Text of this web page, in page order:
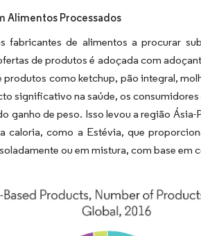
Alimentos Processados
fabricantes de alimentos a procurar
de produtos é adoçada com
como ketchup, pão integral,
significativo na saúde, os
ganho de peso. Isso levou a região
caloria, como a Estévia, que
ou em mistura, com base em